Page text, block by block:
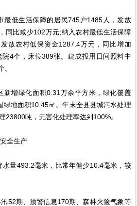
低生活保障的居民745户1485人，发放
同比减少102万元;纳入农村最低生活保障
放农村低保资金1287.4万元，同比增加
4个，床位389张。建成投用日间照料中
。
增绿化面积0.31万余平方米，绿化覆盖
绿地面积10.45㎡。年末全县县城污水处理
23800吨，无害化处理率达到100%。
全生产
量493.2毫米，比常年偏少10.4毫米，较
期、预警信息170期、森林火险气象等